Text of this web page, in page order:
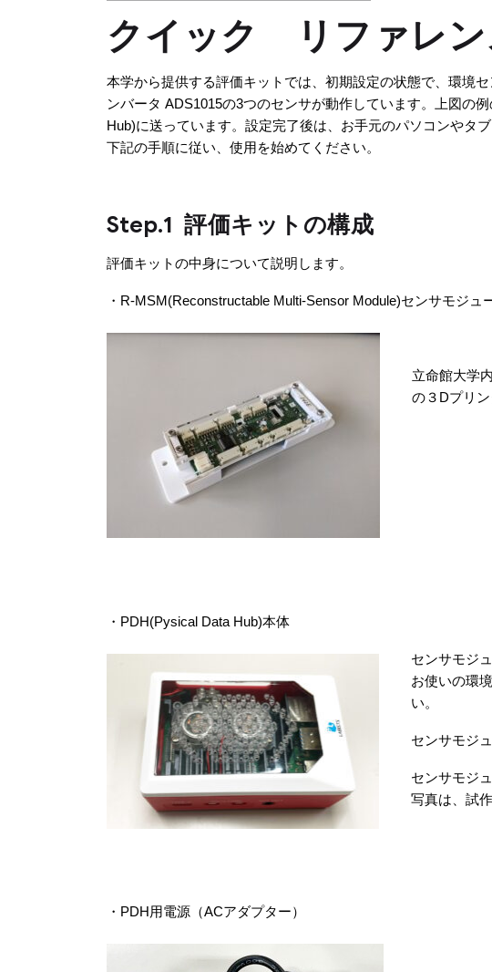
クイック リファレン
本学から提供する評価キットでは、初期設定の状態で、環境
ンバータ ADS1015の3つのセンサが動作しています。上図の
Hub)に送っています。設定完了後は、お手元のパソコンやタ
下記の手順に従い、使用を始めてください。
Step.1 評価キットの構成
評価キットの中身について説明します。
・R-MSM(Reconstructable Multi-Sensor Module)センサモジュ
立命館大学
の３Dプリン
・PDH(Pysical Data Hub)本体
センサモジ
お使いの環
い。
センサモジ
センサモジ
写真は、試
・PDH用電源（ACアダプター）